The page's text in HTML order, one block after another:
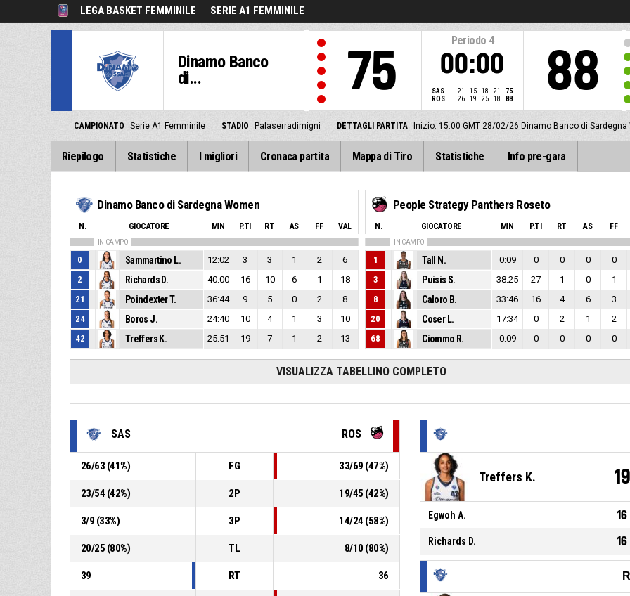
LEGA BASKET FEMMINILE SERIE A1 FEMMINILE
Dinamo Banco
di...
75
Periodo 4
00:00
SAS 21 15 18 21
75
ROS
26 19 25 18 88 88
CAMPIONATO Serie A1 Femminile STADIO Palaserradimigni DETTAGLI PARTITA Inizio: 15:00 GMT 28/02/26 Dinamo Banco di
Riepilogo Statistiche I migliori Cronaca partita Mappa di Tiro Statistiche Info pre-gara
Dinamo Banco di Sardegna Women
N. GIOCATORE MIN P.TI RT AS FF VAL
IN CAMPO
0 Sammartino L. 12:02 3 3 1 2
6
2
Richards D. 40:00 16 10 6 1
18
21
Poindexter T. 36:44 9 5 0 2
8
24
Boros J. 24:40 10 4 1 3
10
42
Treffers K. 25:51 19 7 1 2 13
People Strategy Panthers Roseto
N. GIOCATORE MIN P.TI RT AS FF
IN CAMPO
1 Tall N. 0:09 0 0 0 0
3
Puisis S. 38:25 27 1 0 1
8
Caloro B. 33:46 16 4 6 3
20
Coser L. 17:34 0 2 1 2
68
Ciommo R. 0:09 0 0 0 0
VISUALIZZA TABELLINO COMPLETO
SAS ROS
26/63 (41%) FG 33/69 (47%)
23/54 (42%) 2P 19/45 (42%)
3/9 (33%) 3P 14/24 (58%)
20/25 (80%) TL 8/10 (80%)
39 RT 36
Treffers K. 19
Egwoh A. 16
Richards D. 16